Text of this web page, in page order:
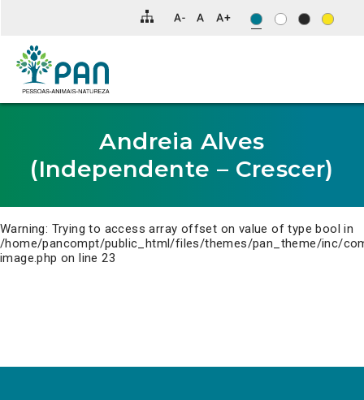
para
conteúdo
principal
da
Andreia Alves
(Independente – Crescer)
Warning: Trying to access array offset on value of type bool in
/home/pancompt/public_html/files/themes/pan_theme/inc/
image.php on line23